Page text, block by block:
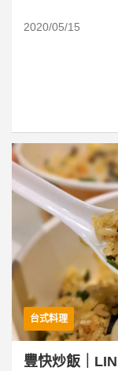
2020/05/15
台式料理
豐快炒飯｜